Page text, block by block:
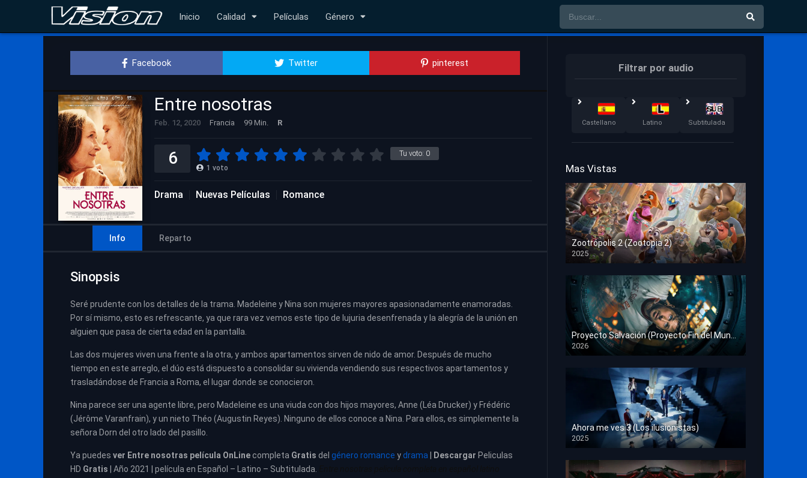
Inicio Calidad Películas Género
Facebook Twitter pinterest
Entre nosotras
Feb. 12, 2020 Francia 99 Min. R
Tu voto: 0
6 1 voto
Drama Nuevas Películas Romance
Info Reparto
Sinopsis
Seré prudente con los detalles de la trama. Madeleine y Nina son mujeres mayores apasionadamente enamoradas.
Por sí mismo, esto es refrescante, ya que rara vez vemos este tipo de lujuria desenfrenada y la alegría de la unión en
alguien que pasa de cierta edad en la pantalla.
Las dos mujeres viven una frente a la otra, y ambos apartamentos sirven de nido de amor. Después de mucho
tiempo en este arreglo, el dúo está dispuesto a consolidar su vivienda vendiendo sus respectivos apartamentos y
trasladándose de Francia a Roma, el lugar donde se conocieron.
Nina parece ser una agente libre, pero Madeleine es una viuda con dos hijos mayores, Anne (Léa Drucker) y Frédéric
(Jérôme Varanfrain), y un nieto Théo (Augustin Reyes). Ninguno de ellos conoce a Nina. Para ellos, es simplemente la
señora Dorn del otro lado del pasillo.
Ya puedes ver Entre nosotras película OnLinecompleta Gratis del género romance ydrama Descargar Peliculas
HD Gratis | Año 2021 | película en Español – Latino – Subtitulada.
Filtrar por audio
Castellano Latino Subtitulada
Mas Vistas
Zootrópolis 2 (Zootopia 2)
2025
HD 1080p
Proyecto Salvación (Proyecto Fin del Mundo)
2026
HD 1080p
Ahora me ves 3 (Los ilusionistas)
2025
HD 1080p